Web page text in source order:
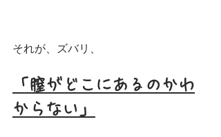
それが、ズバリ、
「膣がどこにあるのかわ
からない」